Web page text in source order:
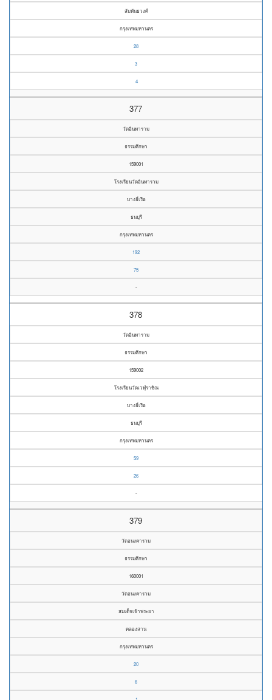
สัมพันธวงศ์
กรุงเทพมหานคร
28
3
4
377
วัดอินทาราม
ธรรมศึกษา
159001
โรงเรียนวัดอินทาราม
บางยี่เรือ
ธนบุรี
กรุงเทพมหานคร
192
75
-
378
วัดอินทาราม
ธรรมศึกษา
159002
โรงเรียนวัดเวฬุราชิณ
บางยี่เรือ
ธนบุรี
กรุงเทพมหานคร
59
26
-
379
วัดอนงคาราม
ธรรมศึกษา
160001
วัดอนงคาราม
สมเด็จเจ้าพระยา
คลองสาน
กรุงเทพมหานคร
20
6